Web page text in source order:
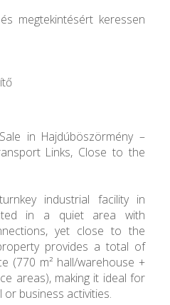
megtekintésért keressen
in Hajdúböszörmény –
Links, Close to the
industrial facility in
in a quiet area with
yet close to the
provides a total of
(770 m² hall/warehouse +
areas), making it ideal for
business activities.